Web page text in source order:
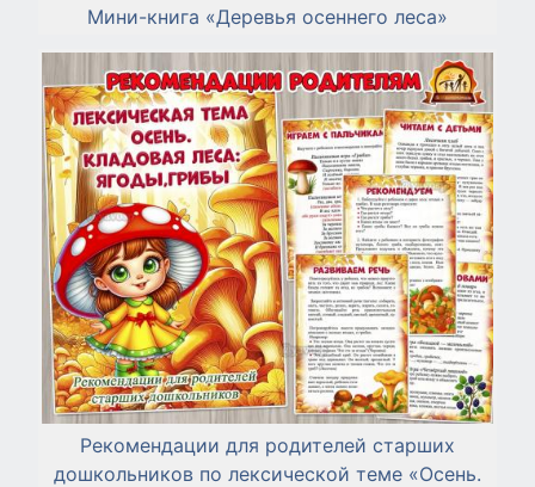
Мини-книга «Деревья осеннего леса»
Рекомендации для родителей старших
дошкольников по лексической теме «Осень.